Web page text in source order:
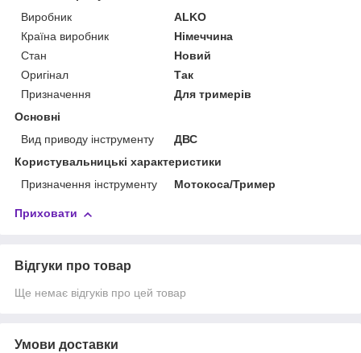
Виробник
ALKO
Країна виробник
Німеччина
Стан
Новий
Оригінал
Так
Призначення
Для тримерів
Основні
Вид приводу інструменту
ДВС
Користувальницькі характеристики
Призначення інструменту
Мотокоса/Тример
Приховати
Відгуки про товар
Ще немає відгуків про цей товар
Умови доставки